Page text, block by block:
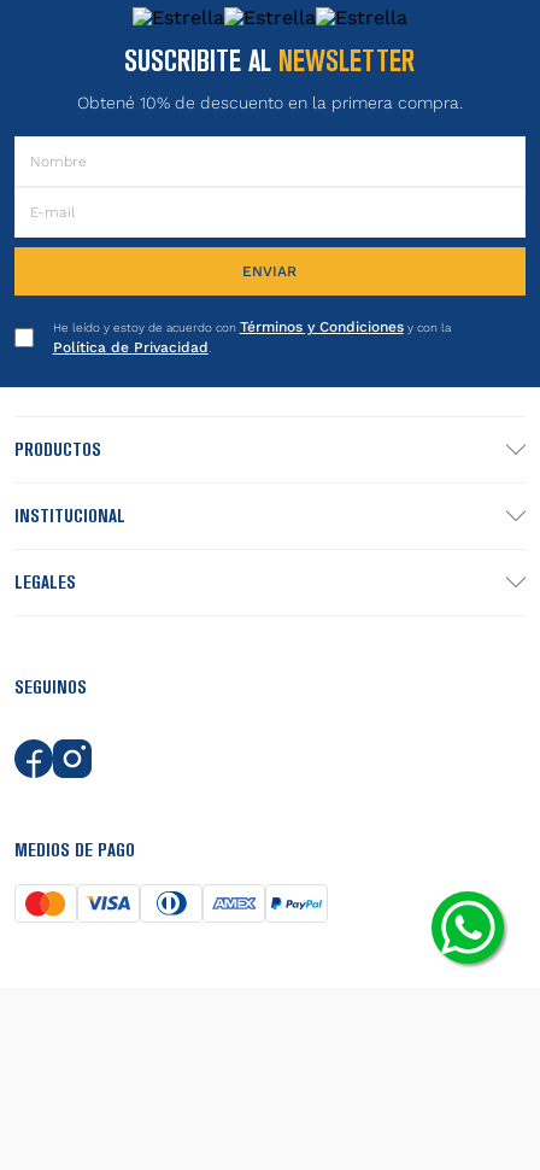
SUSCRIBITE AL NEWSLETTER
Obtené 10% de descuento en la primera compra.
ENVIAR
He leído y estoy de acuerdo con Términos y Condicionesy con la
Política de Privacidad
PRODUCTOS
INSTITUCIONAL
LEGALES
SEGUINOS
MEDIOS DE PAGO